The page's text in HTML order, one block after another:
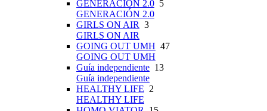
GENERACIÓN 2.0 5
GENERACIÓN 2.0
GIRLS ON AIR 3
GIRLS ON AIR
GOING OUT UMH 47
GOING OUT UMH
Guía independiente 13
Guía independiente
HEALTHY LIFE 2
HEALTHY LIFE